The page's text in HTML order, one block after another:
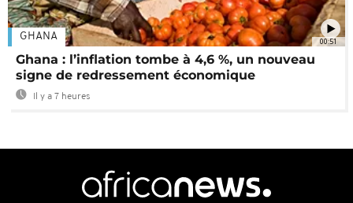
00:51
GHANA
Ghana : l’inflation tombe à 4,6 %, un nouveau
signe de redressement économique
Il y a 7 heures